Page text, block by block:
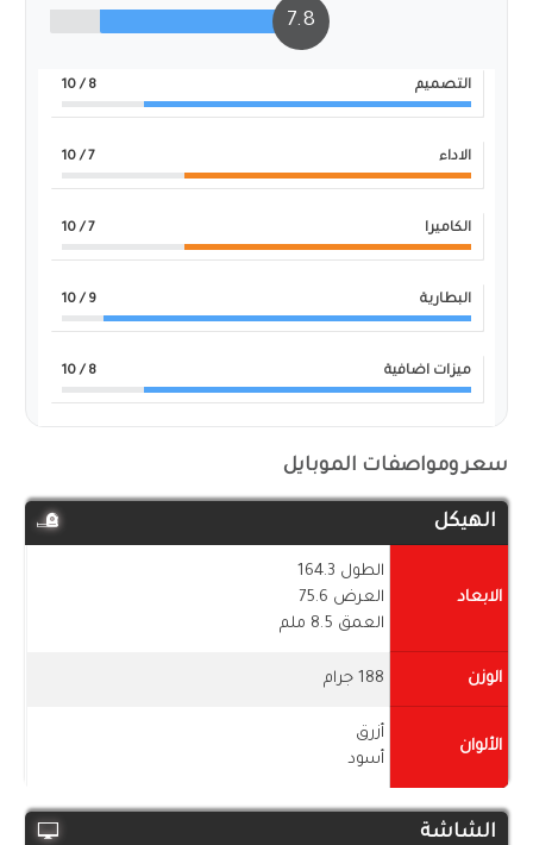
7.8
التصميم 8
/ 10
الاداء 7
/ 10
الكاميرا 7
/ 10
البطارية 9
/ 10
ميزات اضافية 8
/ 10
سعر ومواصفات الموبايل
الهيكل
الابعاد
الطول 164.3
العرض 75.6
العمق 8.5 ملم
الوزن 188 جرام
الألوان
أزرق
أسود
الشاشة